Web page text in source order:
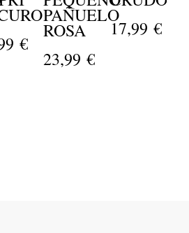
€
PAÑUELO
ROSA
23,99 €
17,99 €